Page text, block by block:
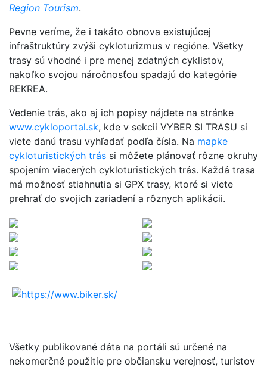
Region Tourism.
Pevne veríme, že i takáto obnova existujúcej
infraštruktúry zvýši cykloturizmus v regióne. Všetky
trasy sú vhodné i pre menej zdatných cyklistov,
nakoľko svojou náročnosťou spadajú do kategórie
REKREA.
Vedenie trás, ako aj ich popisy nájdete na stránke
www.cykloportal.sk, kde v sekcii VYBER SI TRASU si
viete danú trasu vyhľadať podľa čísla. Na mapke
cykloturistických trás si môžete plánovať rôzne okruhy
spojením viacerých cykloturistických trás. Každá trasa
má možnosť stiahnutia si GPX trasy, ktoré si viete
prehrať do svojich zariadení a rôznych aplikácii.
Všetky publikované dáta na portáli sú určené na
nekomerčné použitie pre občiansku verejnosť, turistov